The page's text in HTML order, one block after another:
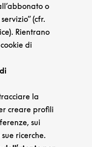
o
(cfr.
Rientrano
di
la
creare profili
sui
ricerche.